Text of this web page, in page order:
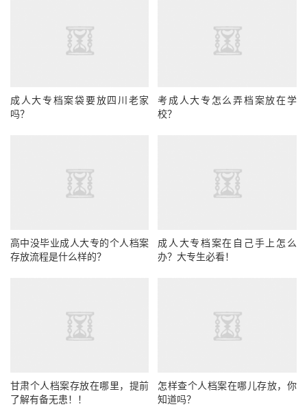
成人大专档案袋要放四川老家
吗？
考成人大专怎么弄档案放在学
校？
高中没毕业成人大专的个人档案
存放流程是什么样的？
成人大专档案在自己手上怎么
办？大专生必看！
甘肃个人档案存放在哪里，提前
了解有备无患！！
怎样查个人档案在哪儿存放，你
知道吗？